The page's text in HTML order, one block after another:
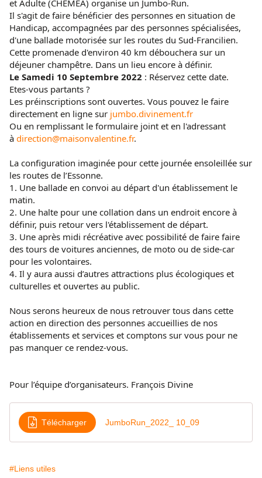
et Adulte (CHEMEA) organise un Jumbo-Run.
Il s'agit de faire bénéficier des personnes en situation de
Handicap, accompagnées par des personnes spécialisées,
d'une ballade motorisée sur les routes du Sud-Francilien.
Cette promenade d'environ 40 km débouchera sur un
déjeuner champêtre. Dans un lieu encore à définir.
Le Samedi 10 Septembre 2022 : Réservez cette date.
Etes-vous partants ?
Les préinscriptions sont ouvertes. Vous pouvez le faire
directement en ligne sur jumbo.divinement.fr
Ou en remplissant le formulaire joint et en l'adressant
à direction@maisonvalentine.fr.
La configuration imaginée pour cette journée ensoleillée sur
les routes de l’Essonne.
1. Une ballade en convoi au départ d'un établissement le
matin.
2. Une halte pour une collation dans un endroit encore à
définir, puis retour vers l'établissement de départ.
3. Une après midi récréative avec possibilité de faire faire
des tours de voitures anciennes, de moto ou de side-car
pour les volontaires.
4. Il y aura aussi d’autres attractions plus écologiques et
culturelles et ouvertes au public.
Nous serons heureux de nous retrouver tous dans cette
action en direction des personnes accueillies de nos
établissements et services et comptons sur vous pour ne
pas manquer ce rendez-vous.
Pour l’équipe d’organisateurs. François Divine
Télécharger JumboRun_2022_ 10_09
#Liens utiles